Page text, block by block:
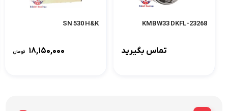
23268-KMBW33 DKFL
تماس بگیرید
SN 530 H&K
۱۸,۱۵۰,۰۰۰ تومان